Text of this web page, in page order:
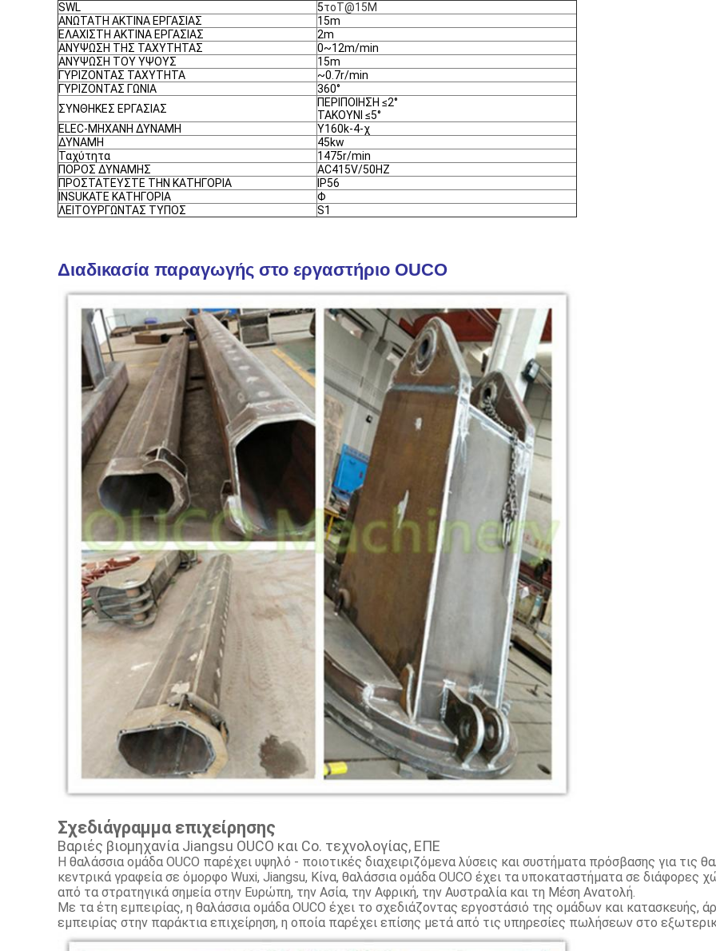
SWL 5τοT@15M
ΑΝΩΤΑΤΗ ΑΚΤΙΝΑ ΕΡΓΑΣΙΑΣ
15m
ΕΛΑΧΙΣΤΗ ΑΚΤΙΝΑ ΕΡΓΑΣΙΑΣ
2m
ΑΝΥΨΩΣΗ ΤΗΣ ΤΑΧΥΤΗΤΑΣ
0~12m/min
ΑΝΥΨΩΣΗ ΤΟΥ ΥΨΟΥΣ
15m
ΓΥΡΙΖΟΝΤΑΣ ΤΑΧΥΤΗΤΑ
~0.7r/min
ΓΥΡΙΖΟΝΤΑΣ ΓΩΝΙΑ
360°
ΣΥΝΘΗΚΕΣ ΕΡΓΑΣΙΑΣ
ΠΕΡΙΠΟΙΗΣΗ ≤2°
ΤΑΚΟΥΝΙ ≤5°
ELEC-ΜΗΧΑΝΗ ΔΥΝΑΜΗ
Y160k-4-χ
ΔΥΝΑΜΗ
45kw
Ταχύτητα
1475r/min
ΠΟΡΟΣ ΔΥΝΑΜΗΣ
AC415V/50HZ
ΠΡΟΣΤΑΤΕΥΣΤΕ ΤΗΝ ΚΑΤΗΓΟΡΙΑ
IP56
INSUKATE ΚΑΤΗΓΟΡΙΑ
Φ
ΛΕΙΤΟΥΡΓΩΝΤΑΣ ΤΥΠΟΣ
S1
Διαδικασία παραγωγής στο εργαστήριο OUCO
Σχεδιάγραμμα επιχείρησης
Βαριές βιομηχανία Jiangsu OUCO και Co. τεχνολογίας, ΕΠΕ
Η θαλάσσια ομάδα OUCO παρέχει υψηλό - ποιοτικές διαχειριζόμενα λύσεις και συστήματα πρόσβασης για τις
κεντρικά γραφεία σε όμορφο Wuxi, Jiangsu, Κίνα, θαλάσσια ομάδα OUCO έχει τα υποκαταστήματα σε διάφορες
από τα στρατηγικά σημεία στην Ευρώπη, την Ασία, την Αφρική, την Αυστραλία και τη Μέση Ανατολή.
Με τα έτη εμπειρίας, η θαλάσσια ομάδα OUCO έχει το σχεδιάζοντας εργοστάσιό της ομάδων και κατασκευής,
εμπειρίας στην παράκτια επιχείρηση, η οποία παρέχει επίσης μετά από τις υπηρεσίες πωλήσεων στο